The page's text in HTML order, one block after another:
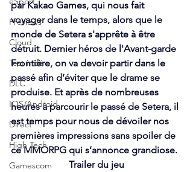
Previews
Cloud
Test indé
DLC
IOS/Android
Direct
High Tech
Gamescom
par Kakao Games, qui nous fait
voyager dans le temps, alors que le
monde de Setera s'apprête à être
détruit. Dernier héros de l'Avant-garde
Frontière, on va devoir partir dans le
passé afin d’éviter que le drame se
produise. Et après de nombreuses
heures à parcourir le passé de Setera, il
est temps pour nous de dévoiler nos
premières impressions sans spoiler de
ce MMORPG qui s’annonce grandiose.
Trailer du jeu